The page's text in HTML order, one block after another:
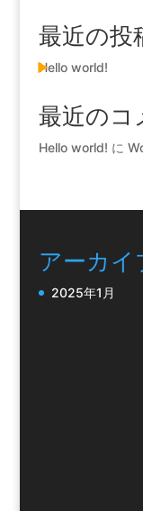
最近の投
Hello world!
最近のコ
Hello world! に
アーカイ
2025年1月